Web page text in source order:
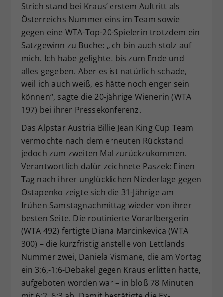
Strich stand bei Kraus’ erstem Auftritt als
Österreichs Nummer eins im Team sowie
gegen eine WTA-Top-20-Spielerin trotzdem ein
Satzgewinn zu Buche: „Ich bin auch stolz auf
mich. Ich habe gefightet bis zum Ende und
alles gegeben. Aber es ist natürlich schade,
weil ich auch weiß, es hätte noch enger sein
können“, sagte die 20-jährige Wienerin (WTA
197) bei ihrer Pressekonferenz.
Das Alpstar Austria Billie Jean King Cup Team
vermochte nach dem erneuten Rückstand
jedoch zum zweiten Mal zurückzukommen.
Verantwortlich dafür zeichnete Paszek: Einen
Tag nach ihrer unglücklichen Niederlage gegen
Ostapenko zeigte sich die 31-Jährige am
frühen Samstagnachmittag wieder von ihrer
besten Seite. Die routinierte Vorarlbergerin
(WTA 492) fertigte Diana Marcinkevica (WTA
300) – die kurzfristig anstelle von Lettlands
Nummer zwei, Daniela Vismane, die am Vortag
ein 3:6,-1:6-Debakel gegen Kraus erlitten hatte,
aufgeboten worden war – in bloß 78 Minuten